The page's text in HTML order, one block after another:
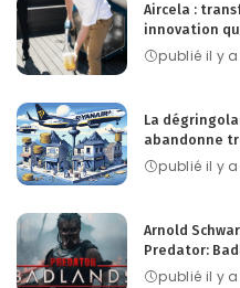
Aircela :
innovation
publié il y a
La
abandonne
publié il y a
Arnold
Predator:
publié il y a